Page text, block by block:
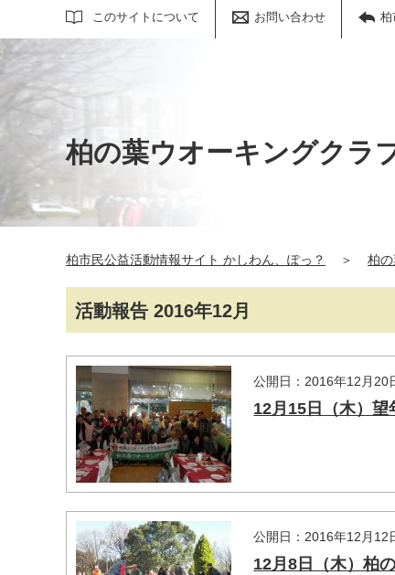
このサイトについて お問い合わせ 柏
サイト内検索
柏の葉ウオーキングクラ
柏市民公益活動情報サイト かしわん、ぽっ？ ＞ 柏
活動報告 2016年12月
公開日：2016年12月20
12月15日（木）
公開日：2016年12月12
12月8日（木）柏